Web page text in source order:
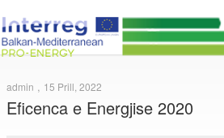
admin , 15 Prill, 2022
Eficenca e Energjise 2020